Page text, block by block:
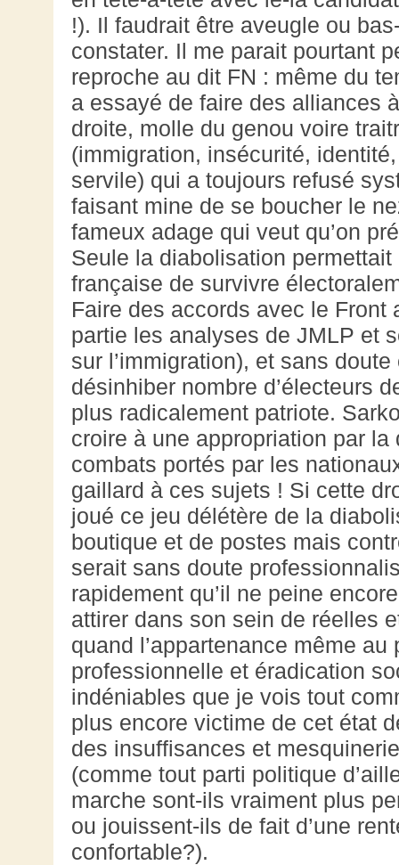
!). Il faudrait être aveugle ou
constater. Il me parait pourtant
reproche au dit FN : même du
a essayé de faire des alliances
droite, molle du genou voire
(immigration, insécurité,
servile) qui a toujours refusé
faisant mine de se boucher le
fameux adage qui veut qu’on
Seule la diabolisation
française de survivre
Faire des accords avec le
partie les analyses de JMLP et
sur l’immigration), et sans
désinhiber nombre d’électeurs
plus radicalement patriote.
croire à une appropriation par
combats portés par les
gaillard à ces sujets ! Si cette
joué ce jeu délétère de la
boutique et de postes mais
serait sans doute
rapidement qu’il ne peine
attirer dans son sein de réelles
quand l’appartenance même
professionnelle et éradication
indéniables que je vois tout
plus encore victime de cet état
des insuffisances et
(comme tout parti politique
marche sont-ils vraiment plus
ou jouissent-ils de fait d’une
confortable?).